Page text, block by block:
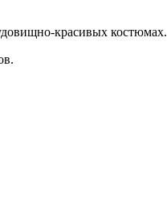
красивых костюмах.